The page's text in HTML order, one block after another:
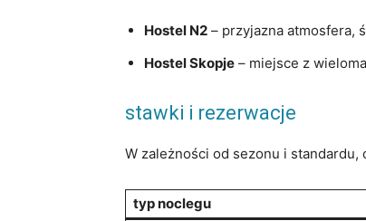
Hostel N2 –‍ przyjazna⁤ atmosfera,
Hostel Skopje –‌ miejsce z
stawki ‌i ⁣rezerwacje
W zależności od sezonu ‍i standardu,‌
typ ‌noclegu